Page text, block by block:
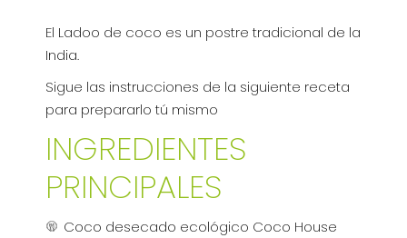
El Ladoo de coco es un postre tradicional de la
India.
Sigue las instrucciones de la siguiente receta
para prepararlo tú mismo
INGREDIENTES
PRINCIPALES
Coco desecado ecológico Coco House